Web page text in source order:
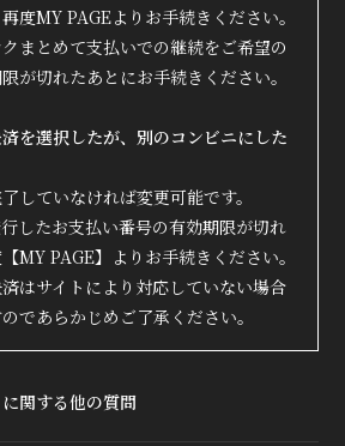
MOVIE
PHOTO
度MY PAGEよりお手続きください。
まとめて支払いでの継続をご希望の
が切れたあとにお手続きください。
を選択したが、別のコンビニにした
していなければ変更可能です。
したお支払い番号の有効期限が切れ
MY PAGE】よりお手続きください。
はサイトにより対応していない場合
であらかじめご了承ください。
関する他の質問